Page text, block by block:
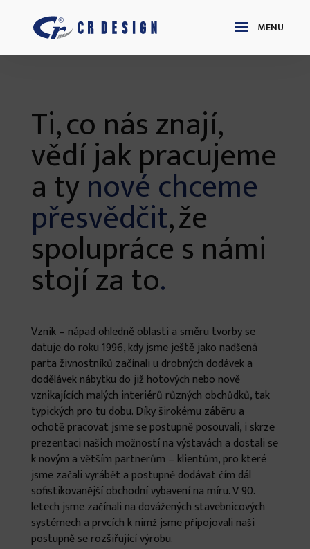
Ti, co nás znají,
vědí jak pracujeme
a tynové chceme
přesvědčit, že
spolupráce s námi
stojí za to.
Vznik – nápad ohledně oblasti a směru tvorby se
datuje do roku 1996, kdy jsme ještě jako nadšená
parta živnostníků začínali u drobných dodávek a
dodělávek nábytku do již hotových nebo nově
vznikajících malých interiérů různých obchůdků, tak
typických pro tu dobu. Díky širokému záběru a
ochotě pracovat jsme se postupně posouvali, i skrze
prezentaci našich možností na výstavách a dostali se
k novým a větším partnerům – klientům, pro které
jsme začali vyrábět a postupně dodávat čím dál
sofistikovanější obchodní vybavení na míru. V 90.
letech jsme začínali na dovážených stavebnicových
systémech a prvcích k nimž jsme připojovali naši
postupně se rozšiřující výrobu.